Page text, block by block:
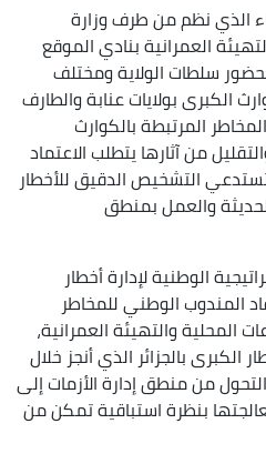
الذي نظم من طرف وزارة
العمرانية بنادي الموقع
سلطات الولاية ومختلف
الكبرى بولايات عنابة والطارف
المرتبطة بالكوارث
من آثارها يتطلب الاعتماد
التشخيص الدقيق للأخطار
والعمل بمنطق
الوطنية لإدارة أخطار
المندوب الوطني للمخاطر
المحلية والتهيئة العمرانية،
بالجزائر الذي أنجز خلال
من منطق إدارة الأزمات إلى
بنظرة استباقية تمكن من